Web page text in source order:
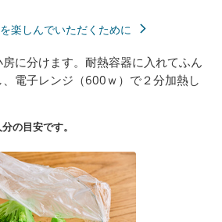
楽しんでいただくために
に分けます。耐熱容器に入れてふん
電子レンジ（600ｗ）で２分加熱し
の目安です。